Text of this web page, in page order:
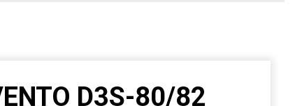
D3S-80/82